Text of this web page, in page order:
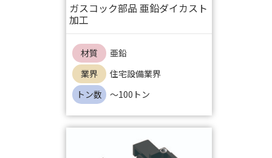
ガスコック部品 亜鉛ダイカスト
加工
材質
亜鉛
業界
住宅設備業界
トン数
～100トン